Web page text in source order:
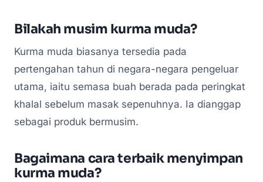
Bilakah musim kurma muda?
Kurma muda biasanya tersedia pada
pertengahan tahun di negara-negara pengeluar
utama, iaitu semasa buah berada pada peringkat
khalal sebelum masak sepenuhnya. Ia dianggap
sebagai produk bermusim.
Bagaimana cara terbaik menyimpan
kurma muda?